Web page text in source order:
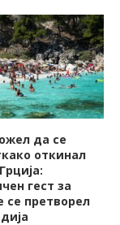
да се
откинал
гест за
се претворел